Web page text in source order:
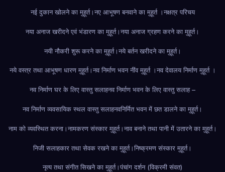
नई दुकान खोलने का मुहूर्त।नए आभूषण बनवाने का मुहूर्त ।नक्षत्र परिचय
नया अनाज खरीदने एवं भंडारण का मुहूर्त।नया अनाज ग्रहण करने का मुहूर्त।
नयी नौकरी शुरू करने का मुहूर्त।नये बर्तन खरीदने का मुहूर्त।
नये वस्त्र तथा आभूषण धारण मुहूर्त।नव निर्माण भवन नींव मुहूर्त ।नव देवालय निर्माण मुहूर्त ।
नव निर्माण घर के लिए वास्तु सलाहनव निर्माण भवन के लिए वास्तु सलाह –
नव निर्माण व्यवसायिक स्थल वास्तु सलाहनवनिर्मित भवन में छत डालने का मुहूर्त।
नाम को व्यवस्थित करना।नामकरण संस्कार मुहूर्त।नाव बनाने तथा पानी में उतारने का मुहूर्त।
निजी सलाहकार तथा सेवक रखने का मुहूर्त।निष्क्रमण संस्कार मुहूर्त।
नृत्य तथा संगीत सिखने का मुहूर्त।पंचांग दर्शन (विक्रमी संवत)